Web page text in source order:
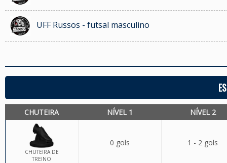
UFF Russos - futsal masculino
CHUTEIRA NÍVEL 1 NÍVEL 2
CHUTEIRA DE
TREINO
0 gols 1 - 2 gols